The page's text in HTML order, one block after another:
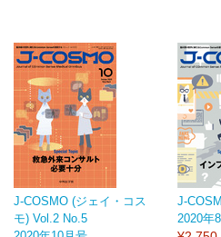
J-COSMO (ジェイ・コス
モ) Vol.2 No.5
J-
2020年